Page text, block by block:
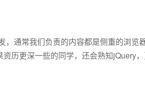
通常我们负责的内容都是侧重的浏览
历更深一些的同学，还会熟知jQuery